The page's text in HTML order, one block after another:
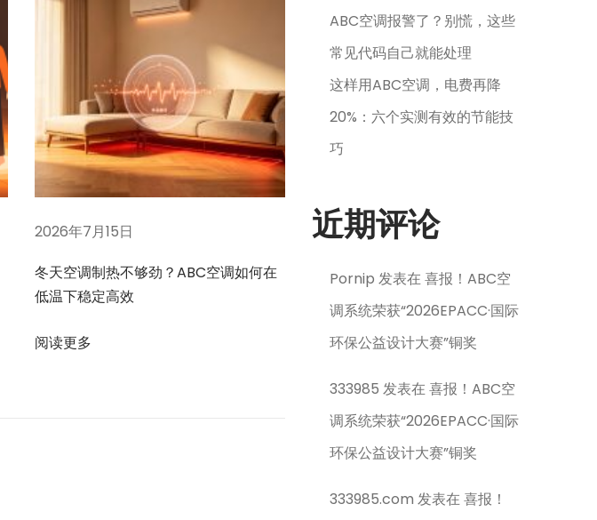
2026年7月15日
冬天空调制热不够劲？ABC空调如何在
低温下稳定高效
阅读更多
ABC空调报警了？别慌，这些
常见代码自己就能处理
这样用ABC空调，电费再降
20%：六个实测有效的节能技
巧
近期评论
Pornip 发表在喜报！ABC空
调系统荣获“2026EPACC·国际
环保公益设计大赛”铜奖
333985 发表在喜报！ABC空
调系统荣获“2026EPACC·国际
环保公益设计大赛”铜奖
333985.com 发表在喜报！